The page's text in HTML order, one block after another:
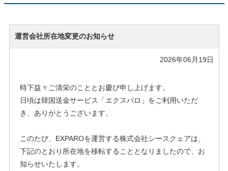
運営会社所在地変更のお知らせ
2026年06月19日
時下益々ご清栄のこととお慶び申し上げます。
日頃は韓国送金サービス「エクスパロ」をご利用いただ
き、ありがとうございます。
このたび、EXPAROを運営する株式会社シースクェアは、
下記のとおり所在地を移転することとなりましたので、お
知らせいたします。